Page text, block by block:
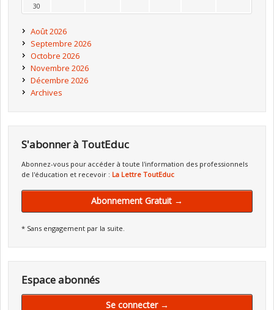
30
Août 2026
Septembre 2026
Octobre 2026
Novembre 2026
Décembre 2026
Archives
S'abonner à ToutEduc
Abonnez-vous pour accéder à toute l'information des professionnels
de l'éducation et recevoir : La Lettre ToutEduc
Abonnement Gratuit →
* Sans engagement par la suite.
Espace abonnés
Se connecter →